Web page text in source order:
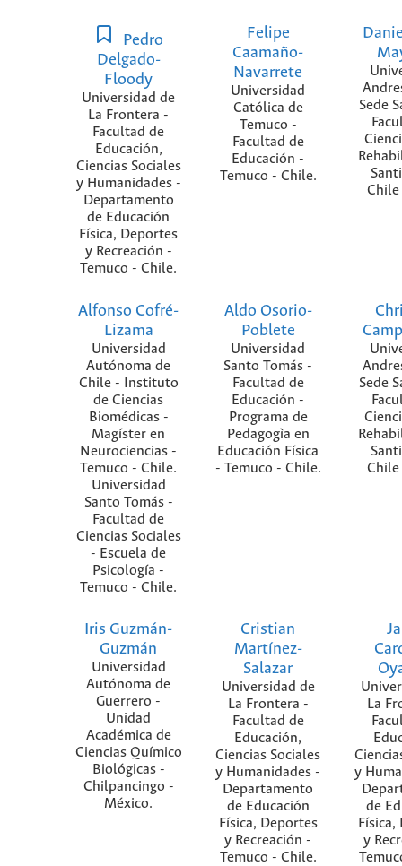
Pedro
Delgado-
Floody
Universidad de
La Frontera -
Facultad de
Educación,
Ciencias Sociales
y Humanidades -
Departamento
de Educación
Física, Deportes
y Recreación -
Temuco - Chile.
Felipe
Caamaño-
Navarrete
Universidad
Católica de
Temuco -
Facultad de
Educación -
Temuco - Chile.
Sede
Chile
Alfonso Cofré-
Lizama
Universidad
Autónoma de
Chile - Instituto
de Ciencias
Biomédicas -
Magíster en
Neurociencias -
Temuco - Chile.
Universidad
Santo Tomás -
Facultad de
Ciencias Sociales
- Escuela de
Psicología -
Temuco - Chile.
Aldo Osorio-
Poblete
Universidad
Santo Tomás -
Facultad de
Educación -
Programa de
Pedagogìa en
Educación Física
- Temuco - Chile.
Sede
Chile
Iris Guzmán-
Guzmán
Universidad
Autónoma de
Guerrero -
Unidad
Académica de
Ciencias Químico
Biológicas -
Chilpancingo -
México.
Cristian
Martínez-
Salazar
Universidad de
La Frontera -
Facultad de
Educación,
Ciencias Sociales
y Humanidades -
Departamento
de Educación
Física, Deportes
y Recreación -
Temuco - Chile.
La
y
de
y